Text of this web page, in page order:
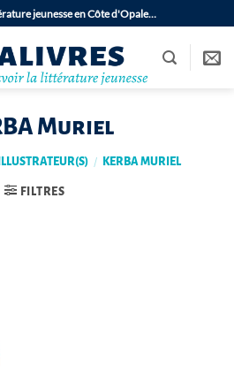
jeunesse en Côte d'Opale…
Muriel
/ KERBA MURIEL
FILTRES